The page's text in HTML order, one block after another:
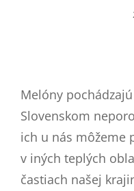
Melóny
Slovenskom
ich u nás môžeme
v iných teplých
častiach našej